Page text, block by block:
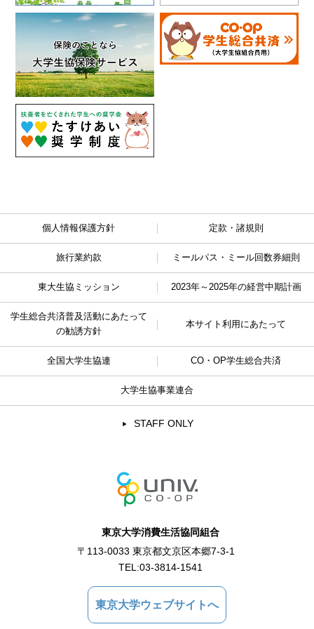
個人情報保護方針 定款・諸規則
旅行業約款 ミールパス・ミール回数券細則
東大生協ミッション 2023年～2025年の経営中期計画
学生総合共済普及活動にあたって
の勧誘方針
本サイト利用にあたって
全国大学生協連 CO・OP学生総合共済
大学生協事業連合
STAFF ONLY
東京大学消費生活協同組合
〒113-0033 東京都文京区本郷7-3-1
TEL:03-3814-1541
東京大学ウェブサイトへ